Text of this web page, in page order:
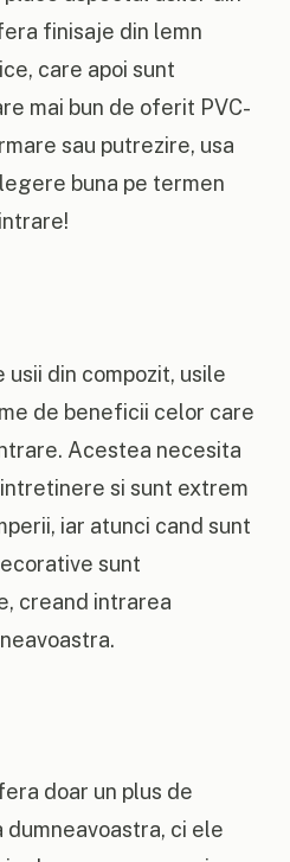
finisaje din lemn
care apoi sunt
mai bun de oferit PVC-
sau putrezire, usa
buna pe termen
din compozit, usile
de beneficii celor care
Acestea necesita
si sunt extrem
iar atunci cand sunt
sunt
creand intrarea
doar un plus de
ci ele